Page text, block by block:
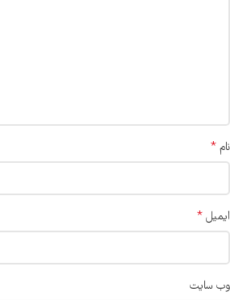
نام *
ایمیل *
وب‌ سایت